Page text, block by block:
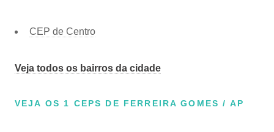
CEP de Centro
Veja todos os bairros da cidade
VEJA OS 1 CEPS DE FERREIRA GOMES / AP